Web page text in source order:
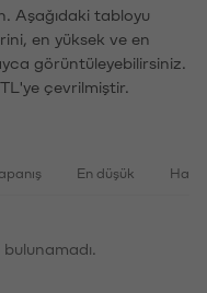
Aşağıdaki tabloyu
en yüksek ve en
görüntüleyebilirsiniz.
çevrilmiştir.
En düşük